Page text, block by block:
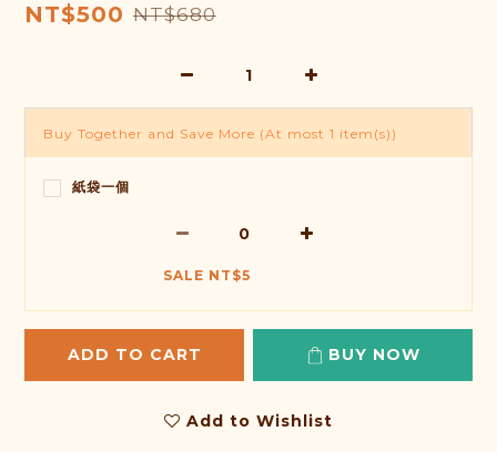
NT$500 NT$680
Buy Together and Save More (At most 1 item(s))
紙袋一個
SALE NT$5
ADD TO CART BUY NOW
Add to Wishlist